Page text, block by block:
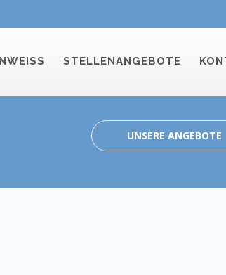
STELLENANGEBOTE
UNSERE ANGEBOTE